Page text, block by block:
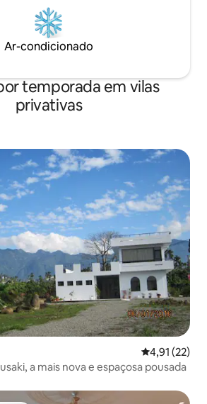
orgânicos são
Quando maduros,
e comidos
tsubo de terra,
o meu espaço
brilhante e
o espaço, o
para assistir as
são gratuitos para
mais confortável
espaço é
grupos de
viajantes
com crianças
e crianças pequenas
e relutam em
Eles
em entrar no
pais os
é que o anfitrião
a casa de
de fazer
fizer o check-in,
vai recebê-lo.
tiver uma reação
alimento, não
personalizado,
adultos, se
por favor,
no ato da
refeição infantil
elaborada. 4.
Horário de
tempo limite 500
uma hora.
Ar-condicionado
temporada em vilas
privativas
4,91 de uma
4,91 (22)
a mais nova e espaçosa pousada